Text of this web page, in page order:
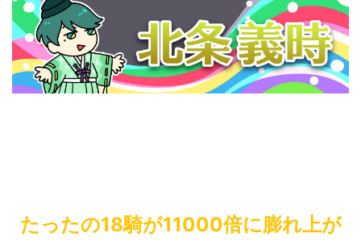
たったの18騎が11000倍に膨れ上が